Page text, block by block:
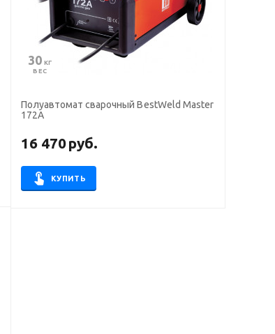
30 КГ
ВЕС
Полуавтомат сварочный BestWeld Master
172А
16 470руб.
КУПИТЬ